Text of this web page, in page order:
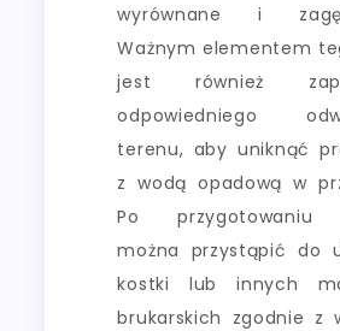
wyrównane i
Ważnym elementem
jest również
odpowiedniego
terenu, aby uniknąć
z wodą opadową w
Po przygotowaniu
można przystąpić do
kostki lub innych
brukarskich zgodnie z